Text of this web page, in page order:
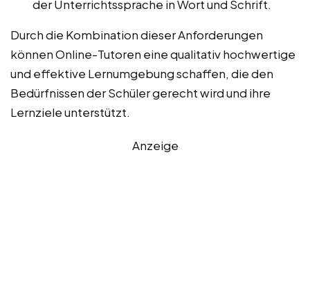
der Unterrichtssprache in Wort und Schrift.
Durch die Kombination dieser Anforderungen
können Online-Tutoren eine qualitativ hochwertige
und effektive Lernumgebung schaffen, die den
Bedürfnissen der Schüler gerecht wird und ihre
Lernziele unterstützt.
Anzeige